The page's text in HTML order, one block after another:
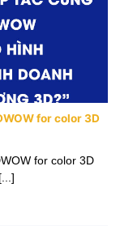
for color 3D
for color 3D